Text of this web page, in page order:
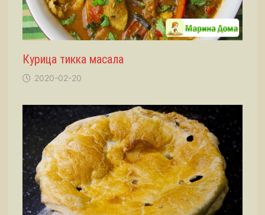
Курица тикка масала
2020-02-20